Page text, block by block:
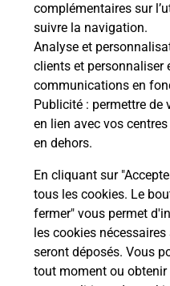
complémentaires sur
suivre la navigation.
Analyse et
clients et personnaliser
communications en
Publicité : permettre de
en lien avec vos
en dehors.
En cliquant sur
tous les cookies. Le
fermer" vous permet
les cookies
seront déposés. Vous
tout moment ou
Comment La
à votre sécurité
Puis-je passer
avec La Poste et
conditions ?
Localiser Liste Haute-